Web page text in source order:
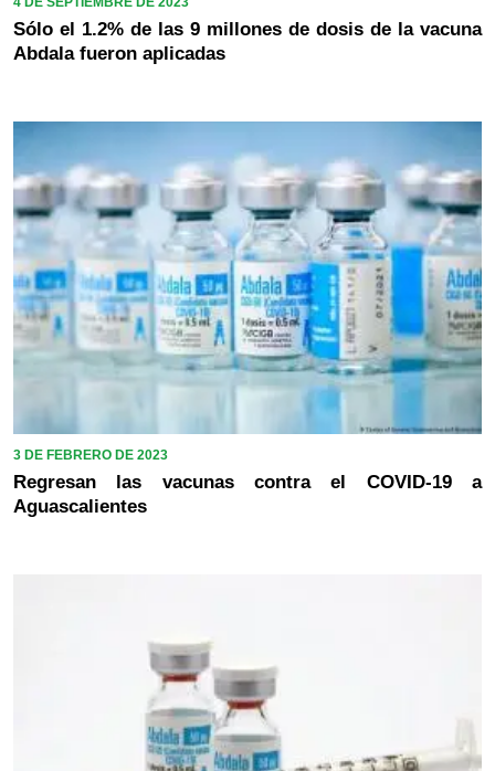
Sólo el 1.2% de las 9 millones de dosis de la vacuna
Abdala fueron aplicadas
3 DE FEBRERO DE 2023
Regresan las vacunas contra el COVID-19 a
Aguascalientes